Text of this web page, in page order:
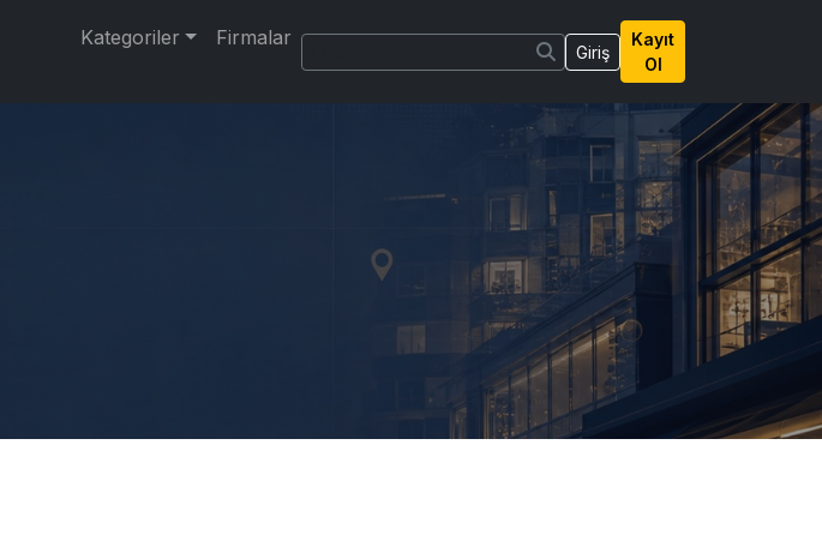
Kategoriler Firmalar
Giriş
Kayıt
Ol